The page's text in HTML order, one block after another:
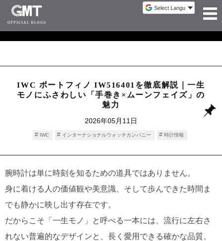
IWC ポートフィノ IW516401を徹底解説｜一生
モノにふさわしい「手巻き×ムーンフェイズ」の
魅力
2026年05月11日
IWC インターナショナルウォッチカンパニー 時計情報
腕時計は単に時刻を知るための道具ではありません。
身に着ける人の価値観や美意識、そして歩んできた時間ま
でも静かに映し出す存在です。
だからこそ「一生モノ」と呼べる一本には、流行に左右さ
れない普遍的なデザインと、長く愛用できる確かな品質、